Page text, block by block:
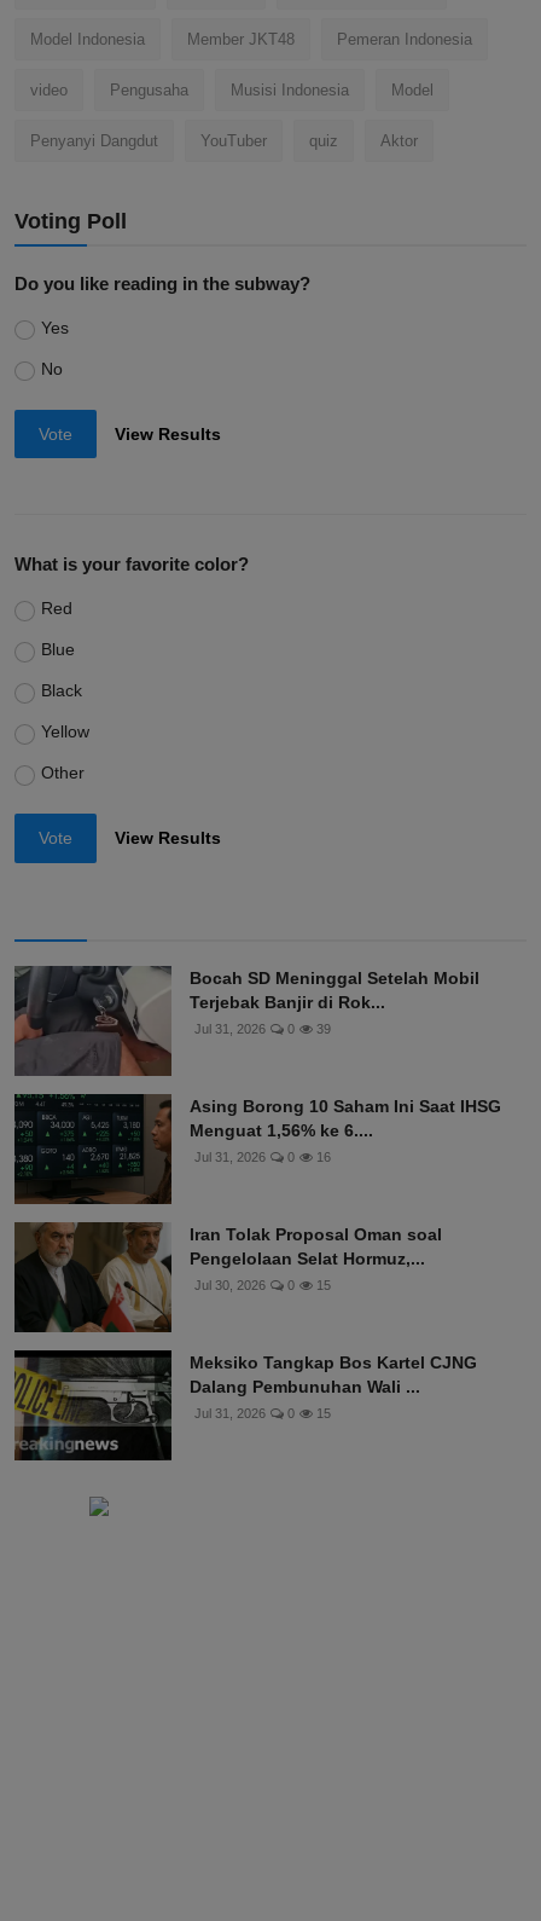
Model Indonesia Member JKT48 Pemeran Indonesia
video Pengusaha Musisi Indonesia Model
Penyanyi Dangdut YouTuber quiz Aktor
Voting Poll
Do you like reading in the subway?
Yes
No
Vote View Results
What is your favorite color?
Red
Blue
Black
Yellow
Other
Vote View Results
Bocah SD Meninggal Setelah Mobil
Terjebak Banjir di Rok...
Jul 31, 2026 0 39
Asing Borong 10 Saham Ini Saat IHSG
Menguat 1,56% ke 6....
Jul 31, 2026 0 16
Iran Tolak Proposal Oman soal
Pengelolaan Selat Hormuz,...
Jul 30, 2026 0 15
Meksiko Tangkap Bos Kartel CJNG
Dalang Pembunuhan Wali ...
Jul 31, 2026 0 15